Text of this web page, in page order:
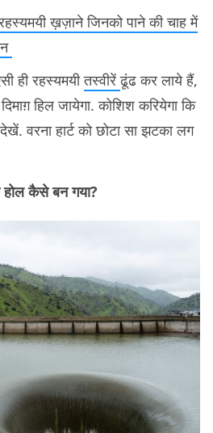
ख़ज़ाने जिनको पाने की चाह में
ही रहस्यमयीतस्वीरेंढूंढ कर लाये हैं,
हिल जायेगा. कोशिश करियेगा कि
वरना हार्ट को छोटा सा झटका लग
कैसे बन गया?